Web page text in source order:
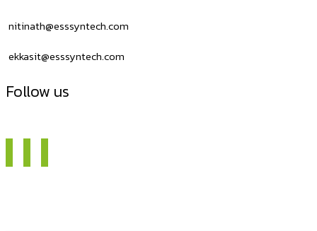
nitinath@esssyntech.com
ekkasit@esssyntech.com
Follow us